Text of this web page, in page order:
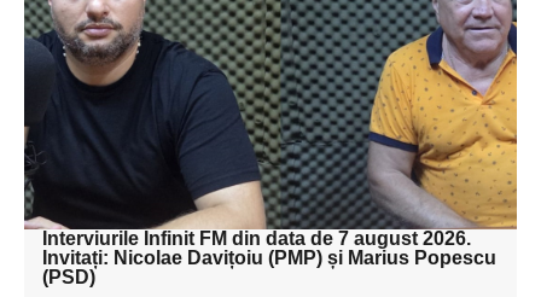
textul pentru
subtitluAdaugă aici
textul pentru
subtitluAdaugă aici
textul pentru subti
Interviurile Infinit FM din data de 7 august 2026.
Invitați: Nicolae Davițoiu (PMP) și Marius Popescu
(PSD)